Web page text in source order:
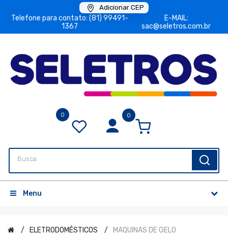
Adicionar CEP
Telefone para contato: (81) 99491-
1367
E-MAIL:
sac@seletros.com.br
0
0
Menu
ELETRODOMÉSTICOS MAQUINAS DE GELO